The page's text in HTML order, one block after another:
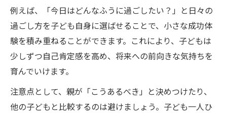
例えば、「今日はどんなふうに過ごしたい？」と日々の
過ごし方を子ども自身に選ばせることで、小さな成功体
験を積み重ねることができます。これにより、子どもは
少しずつ自己肯定感を高め、将来への前向きな気持ちを
育んでいけます。
注意点として、親が「こうあるべき」と決めつけたり、
他の子どもと比較するのは避けましょう。子ども一人ひ